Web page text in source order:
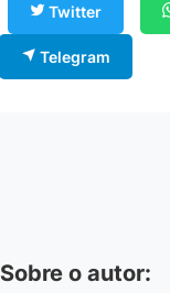
Twitter
Telegram
Sobre o autor: